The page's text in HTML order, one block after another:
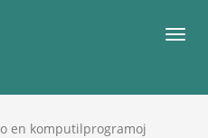
en komputilprogramoj